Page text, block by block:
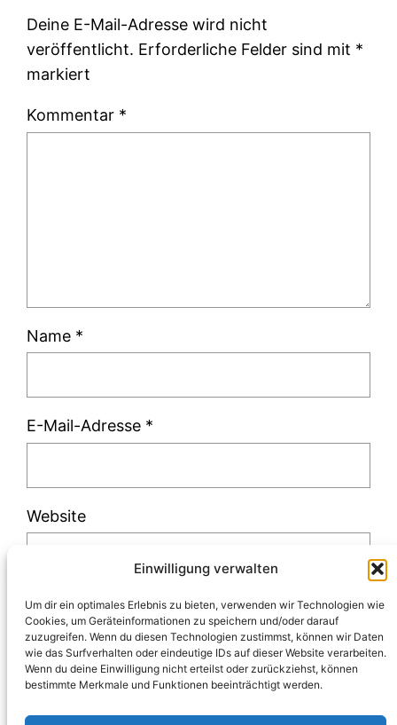
Einwilligung verwalten
Um dir ein optimales Erlebnis zu bieten, verwenden wir Technologien wie
Cookies, um Geräteinformationen zu speichern und/oder darauf
zuzugreifen. Wenn du diesen Technologien zustimmst, können wir Daten
wie das Surfverhalten oder eindeutige IDs auf dieser Website verarbeiten.
Wenn du deine Einwilligung nicht erteilst oder zurückziehst, können
bestimmte Merkmale und Funktionen beeinträchtigt werden.
Deine E-Mail-Adresse wird nicht
veröffentlicht. Erforderliche Felder sind mit *
markiert
Kommentar *
Name *
E-Mail-Adresse *
Website
Diese Website verwendet Akismet, um Spam
zu reduzieren.Erfahre, wie deine
Kommentardaten verarbeitet werden.